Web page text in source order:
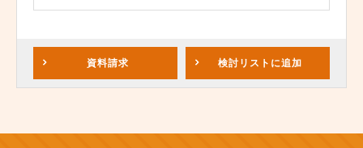
資料請求 検討リスト に追加